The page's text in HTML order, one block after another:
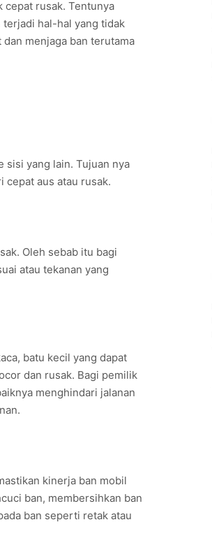
cepat rusak. Tentunya
hal-hal yang tidak
menjaga ban terutama
sisi yang lain. Tujuan nya
cepat aus atau rusak.
Oleh sebab itu bagi
atau tekanan yang
batu kecil yang dapat
dan rusak. Bagi pemilik
menghindari jalanan
kinerja ban mobil
ban, membersihkan ban
ban seperti retak atau